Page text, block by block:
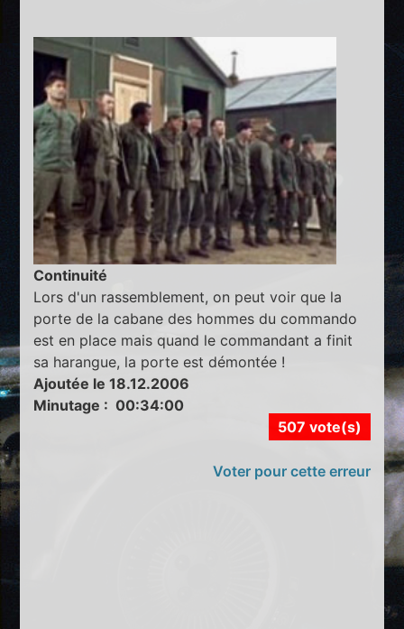
Continuité
Lors d'un rassemblement, on peut voir que la
porte de la cabane des hommes du commando
est en place mais quand le commandant a finit
sa harangue, la porte est démontée !
Ajoutée le 18.12.2006
Minutage : 00:34:00
507 vote(s)
Voter pour cette erreur